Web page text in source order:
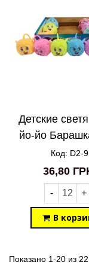
Детские
йо-йо
Код: D2-9
36,80
- +
В
Показано 1-20 из 22